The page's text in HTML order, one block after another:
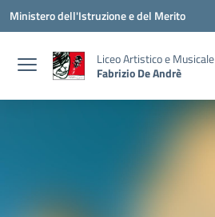
Vai ai contenuti
Vai al menu di navigazione
Vai al footer
Ministero dell'Istruzione e del Merito
Liceo Artistico e Musicale
Fabrizio De Andrè